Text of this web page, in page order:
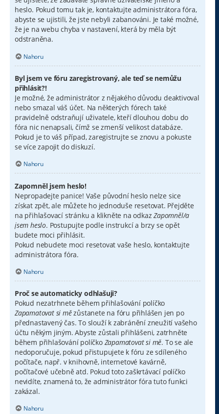
heslo. Pokud tomu tak je, kontaktujte administrátora fóra,
abyste se ujistili, že jste nebyli zabanováni. Je také možné,
že je na webu chyba v nastavení, která by měla být
odstraněna.
Nahoru
Byl jsem ve fóru zaregistrovaný, ale teď se nemůžu
přihlásit?!
Je možné, že administrátor z nějakého důvodu deaktivoval
nebo smazal váš účet. Na některých fórech také
pravidelně odstraňují uživatele, kteří dlouhou dobu do
fóra nic nenapsali, čímž se zmenší velikost databáze.
Pokud je to váš případ, zaregistrujte se znovu a pokuste
se více zapojit do diskuzí.
Nahoru
Zapomněl jsem heslo!
Nepropadejte panice! Vaše původní heslo nelze sice
získat zpět, ale můžete ho jednoduše resetovat. Přejděte
na přihlašovací stránku a klikněte na odkazZapomněl/a
jsem heslo. Postupujte podle instrukcí a brzy se opět
budete moci přihlásit.
Pokud nebudete moci resetovat vaše heslo, kontaktujte
administrátora fóra.
Nahoru
Proč se automaticky odhlašuji?
Pokud nezatrhnete během přihlašování políčko
Zapamatovat si mězůstanete na fóru přihlášen jen po
přednastavený čas. To slouží k zabránění zneužití vašeho
účtu někým jiným. Abyste zůstali přihlášeni, zatrhněte
během přihlašování políčko Zapamatovat si mě. To se ale
nedoporučuje, pokud přistupujete k fóru ze sdíleného
počítače, např. v knihovně, internetové kavárně,
počítačové učebně atd. Pokud toto zaškrtávací políčko
nevidíte, znamená to, že administrátor fóra tuto funkci
zakázal.
Nahoru